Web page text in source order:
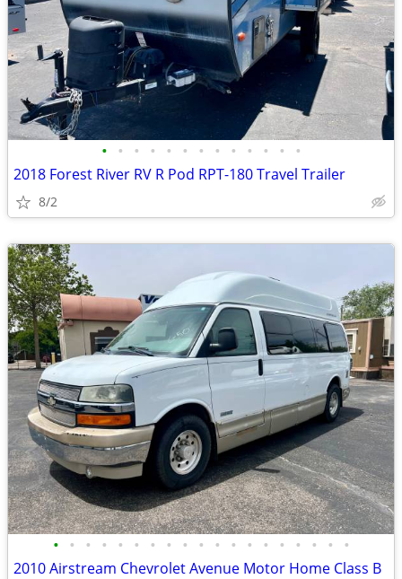
• • • • • • • • • • • • •
2018 Forest River RV R Pod RPT-180 Travel Trailer
8/2
• • • • • • • • • • • • • • • • • • •
2010 Airstream Chevrolet Avenue Motor Home Class B